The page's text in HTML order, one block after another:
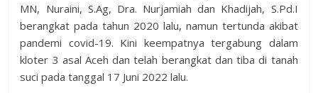
MN, Nuraini, S.Ag, Dra. Nurjamiah dan Khadijah, S.Pd.I
berangkat pada tahun 2020 lalu, namun tertunda akibat
pandemi covid-19. Kini keempatnya tergabung dalam
kloter 3 asal Aceh dan telah berangkat dan tiba di tanah
suci pada tanggal 17 Juni 2022 lalu.